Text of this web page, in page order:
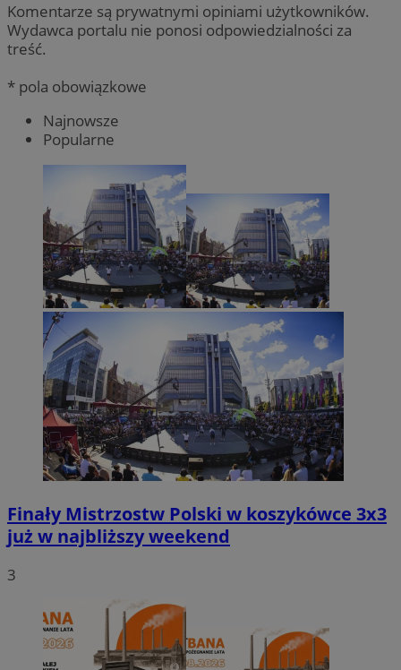
Komentarze są prywatnymi opiniami użytkowników.
Wydawca portalu nie ponosi odpowiedzialności za
treść.
* pola obowiązkowe
Najnowsze
Popularne
Finały Mistrzostw Polski w koszykówce 3x3
już w najbliższy weekend
3